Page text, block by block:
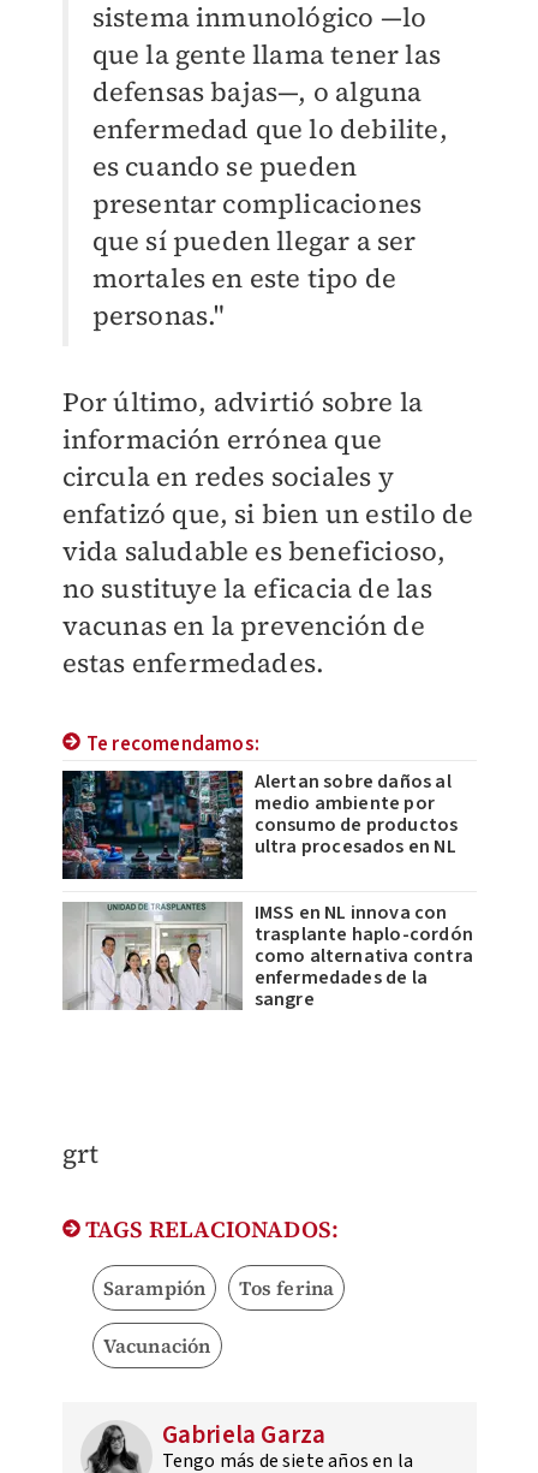
sistema inmunológico —lo
que la gente llama tener las
defensas bajas—, o alguna
enfermedad que lo debilite,
es cuando se pueden
presentar complicaciones
que sí pueden llegar a ser
mortales en este tipo de
personas."
Por último, advirtió sobre la
información errónea que
circula en redes sociales y
enfatizó que, si bien un estilo de
vida saludable es beneficioso,
no sustituye la eficacia de las
vacunas en la prevención de
estas enfermedades.
Te recomendamos:
Alertan sobre daños al
medio ambiente por
consumo de productos
ultra procesados en NL
IMSS en NL innova con
trasplante haplo-cordón
como alternativa contra
enfermedades de la
sangre
grt
TAGS RELACIONADOS:
Sarampión Tos ferina
Vacunación
Gabriela Garza
Tengo más de siete años en la